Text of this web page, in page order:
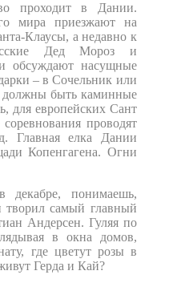
проходит в Дании.
мира приезжают на
Клаусы, а недавно к
Дед Мороз и
обсуждают насущные
– в Сочельник или
быть каминные
для европейских Сант
проводят
Главная елка Дании
Копенгагена. Огни
понимаешь,
самый главный
Андерсен. Гуляя по
в окна домов,
где цветут розы в
Герда и Кай?